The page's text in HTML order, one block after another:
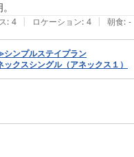
: 4 | ロケーション: 4 | 朝食: -
ンプルステイプラン
クスシングル（アネックス１）